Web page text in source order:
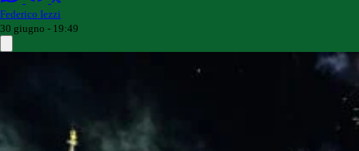
Federico Iezzi
30 giugno - 19:49